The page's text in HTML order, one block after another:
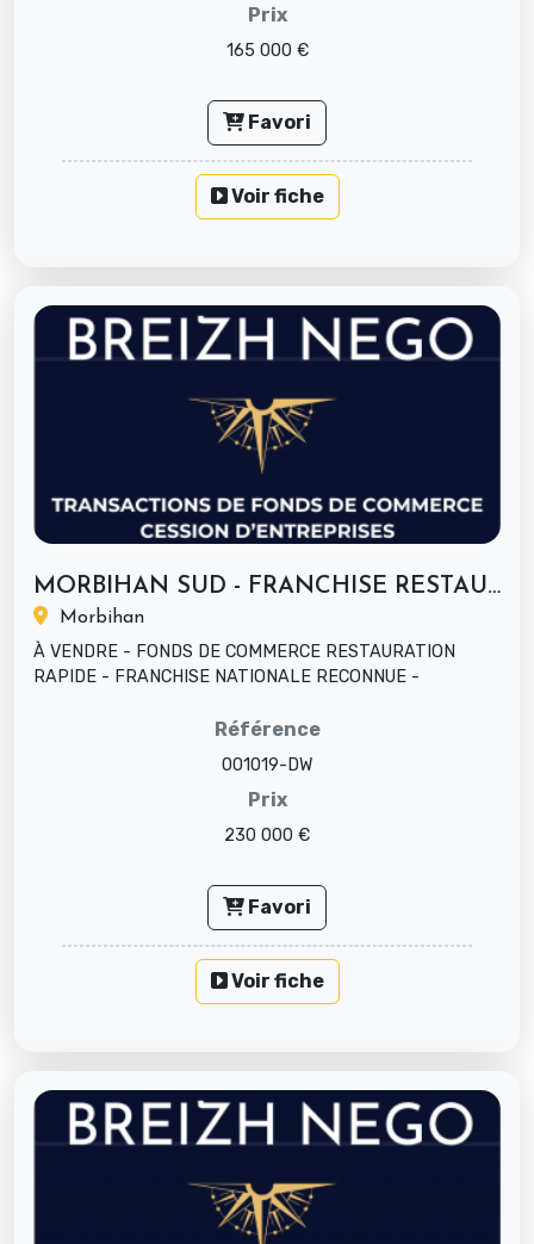
Prix
165 000 €
Favori
Voir fiche
MORBIHAN SUD - FRANCHISE RESTAURATION...
Morbihan
À VENDRE - FONDS DE COMMERCE RESTAURATION
RAPIDE - FRANCHISE NATIONALE RECONNUE -
Référence
001019-DW
Prix
230 000 €
Favori
Voir fiche